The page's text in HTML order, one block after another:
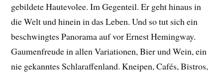
gebildete Hautevolee. Im Gegenteil. Er geht hinaus in
die Welt und hinein in das Leben. Und so tut sich ein
beschwingtes Panorama auf vor Ernest Hemingway.
Gaumenfreude in allen Variationen, Bier und Wein, ein
nie gekanntes Schlaraffenland. Kneipen, Cafés, Bistros,